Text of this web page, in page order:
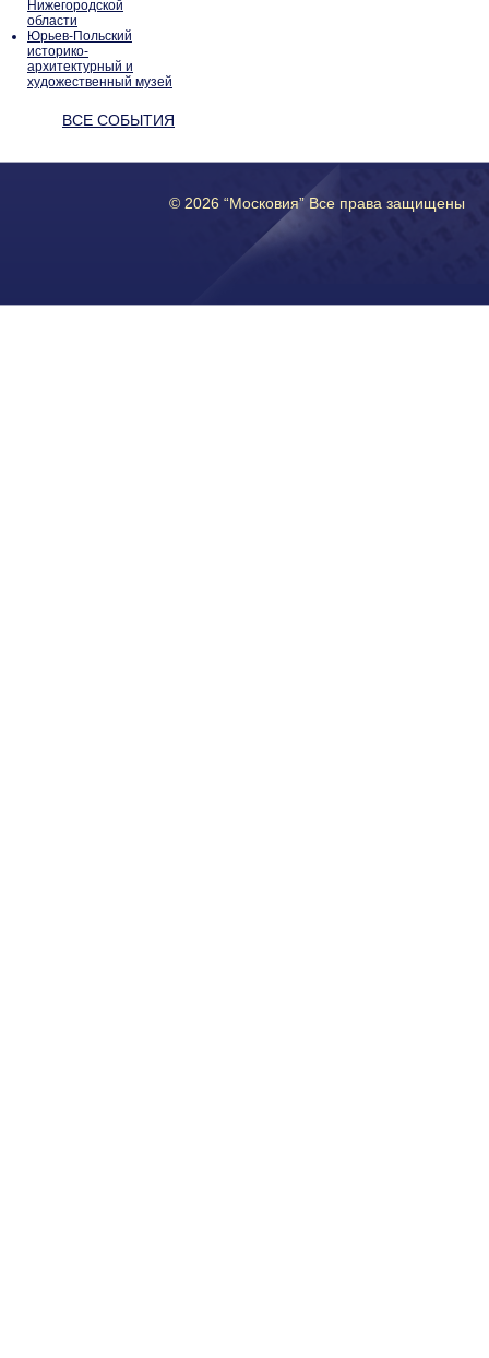
Нижегородской
области
Юрьев-Польский
историко-
архитектурный и
художественный музей
ВСЕ СОБЫТИЯ
© 2026 “Московия” Все права защищены